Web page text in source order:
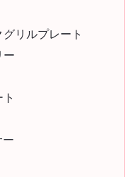
リルプレート
ー